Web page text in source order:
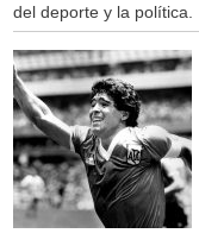
del deporte y la política.